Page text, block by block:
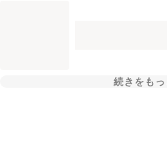
続きをも